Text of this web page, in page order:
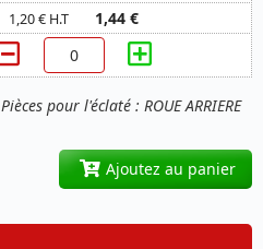
Pièces pour l'éclaté : ROUE ARRIERE
1,20 € H.T 1,44 €
Ajoutez au panier